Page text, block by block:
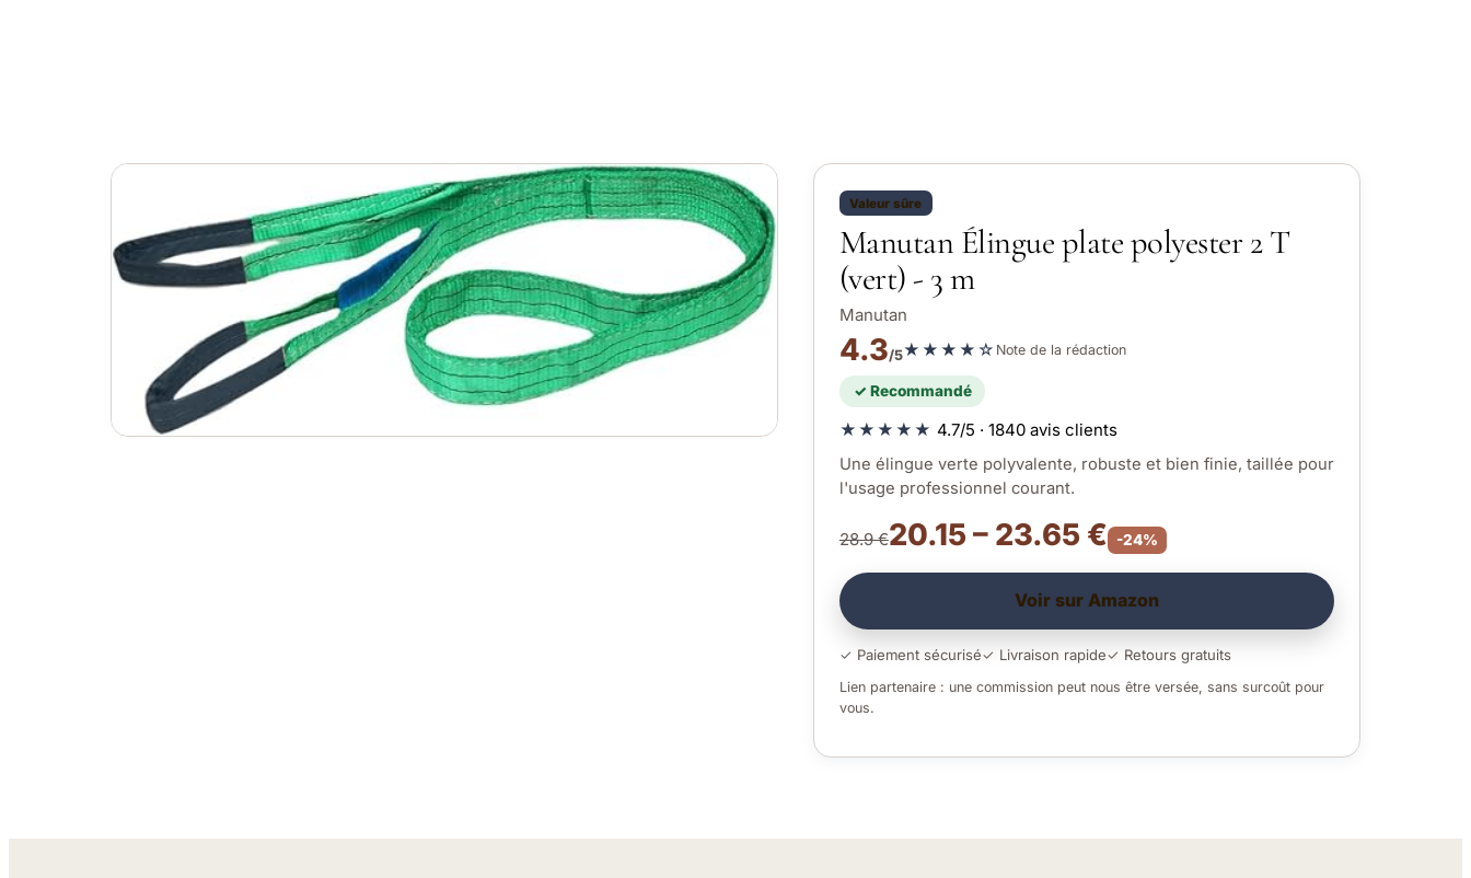
Valeur sûre
Manutan Élingue plate polyester 2 T
(vert) - 3 m
Manutan
4.3/5★★★★☆ Note de la rédaction
✓ Recommandé
★★★★★ 4.7/5 · 1840 avis clients
Une élingue verte polyvalente, robuste et bien finie, taillée pour
l'usage professionnel courant.
28.9 €20.15 – 23.65 € -24%
Voir sur Amazon
✓ Paiement sécurisé✓ Livraison rapide✓ Retours gratuits
Lien partenaire : une commission peut nous être versée, sans surcoût pour
vous.